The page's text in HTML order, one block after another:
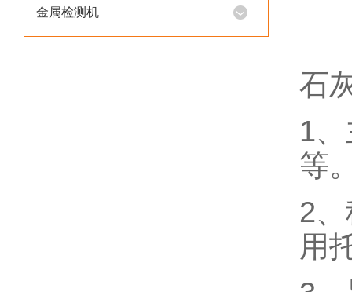
金属检测机
石
1
等
2
用